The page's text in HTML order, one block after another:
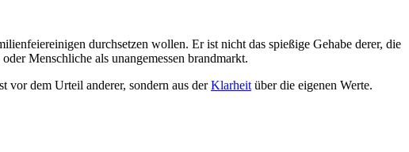
durchsetzen wollen. Er ist nicht das spießige Gehabe derer, die
Menschliche als unangemessen brandmarkt.
vor dem Urteil anderer, sondern aus derKlarheit über die eigenen Werte.